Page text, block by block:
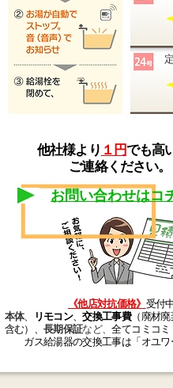
お問い合わせはコ
他社様より １円でも高
ご連絡ください。
《他店対抗価格》 受付中
本体、 リモコン、交換工事費（廃材廃
含む）、長期保証など、全てコミコミ
ガス給湯器の交換工事は「オユワ